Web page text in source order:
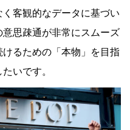
客観的なデータに基づい
思疎通が非常にスムーズ
るための「本物」を目指
いです。